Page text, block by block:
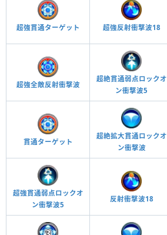
超強貫通ターゲット 超強反射衝撃波18
超強全敵反射衝撃波
超絶貫通弱点ロックオ
ン衝撃波5
貫通ターゲット
超絶拡大貫通ロックオ
ン衝撃波
超強貫通弱点ロックオ
ン衝撃波5
反射衝撃波18